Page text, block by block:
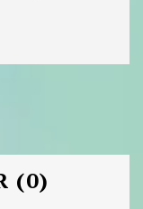
(0)